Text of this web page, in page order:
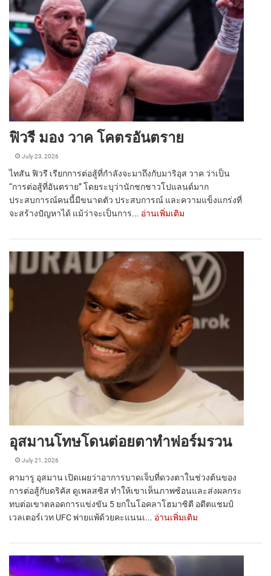
ฟิวรี มอง วาค โคตรอันตราย
July 23, 2026
ไทสัน ฟิวรี เรียกการต่อสู้ที่กำลังจะมาถึงกับมาริอุส วาค ว่าเป็น
“การต่อสู้ที่อันตราย” โดยระบุว่านักชกชาวโปแลนด์มาก
ประสบการณ์คนนี้มีขนาดตัว ประสบการณ์ และความแข็งแกร่งที่
จะสร้างปัญหาได้ แม้ว่าจะเป็นการ... อ่านเพิ่มเติม
อุสมานโทษโดนต่อยตาทำฟอร์มรวน
July 21, 2026
คามารู อุสมาน เปิดเผยว่าอาการบาดเจ็บที่ดวงตาในช่วงต้นของ
การต่อสู้กับดริคัส ดูเพลสซิส ทำให้เขาเห็นภาพซ้อนและส่งผลกระ
ทบต่อเขาตลอดการแข่งขัน 5 ยกในโอคลาโฮมาซิตี อดีตแชมป์
เวลเตอร์เวท UFC พ่ายแพ้ด้วยคะแนนเ... อ่านเพิ่มเติม